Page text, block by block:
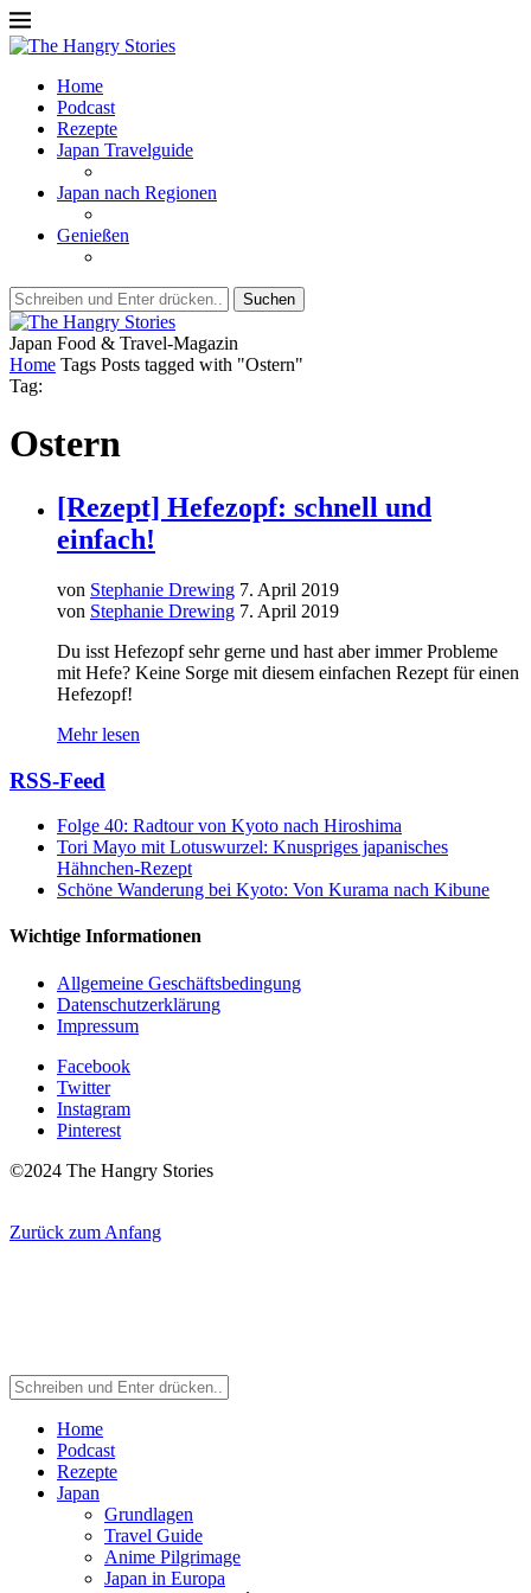
Home
Podcast
Rezepte
Japan Travelguide
Japan nach Regionen
Genießen
Suchen
Japan Food & Travel-Magazin
Home Tags Posts tagged with "Ostern"
Tag:
Ostern
[Rezept] Hefezopf: schnell und
einfach!
von Stephanie Drewing 7. April 2019
von Stephanie Drewing 7. April 2019
Du isst Hefezopf sehr gerne und hast aber immer Probleme
mit Hefe? Keine Sorge mit diesem einfachen Rezept für einen
Hefezopf!
Mehr lesen
RSS-Feed
Folge 40: Radtour von Kyoto nach Hiroshima
Tori Mayo mit Lotuswurzel: Knuspriges japanisches
Hähnchen-Rezept
Schöne Wanderung bei Kyoto: Von Kurama nach Kibune
Wichtige Informationen
Allgemeine Geschäftsbedingung
Datenschutzerklärung
Impressum
Facebook
Twitter
Instagram
Pinterest
©2024 The Hangry Stories
Zurück zum Anfang
Home
Podcast
Rezepte
Japan
Grundlagen
Travel Guide
Anime Pilgrimage
Japan in Europa